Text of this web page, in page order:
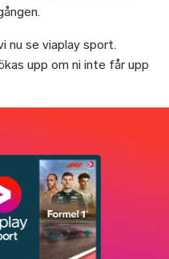
nu se viaplay sport.
upp om ni inte får upp